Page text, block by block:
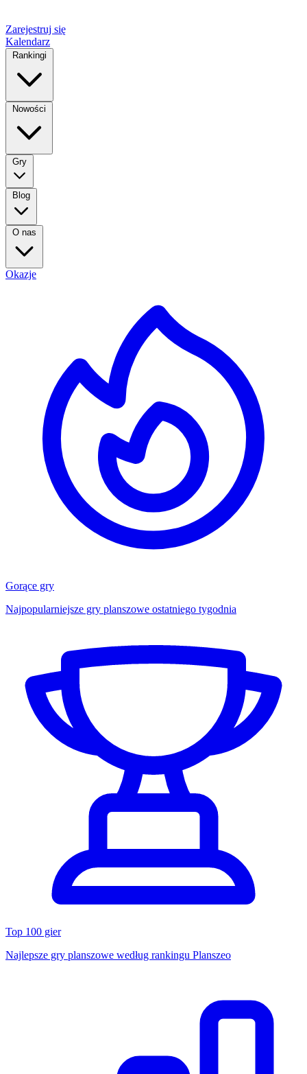
Zarejestruj się
Kalendarz
Rankingi
Nowości
Gry
Blog
O nas
Okazje
Gorące gry
Najpopularniejsze gry planszowe ostatniego tygodnia
Top 100 gier
Najlepsze gry planszowe według rankingu Planszeo